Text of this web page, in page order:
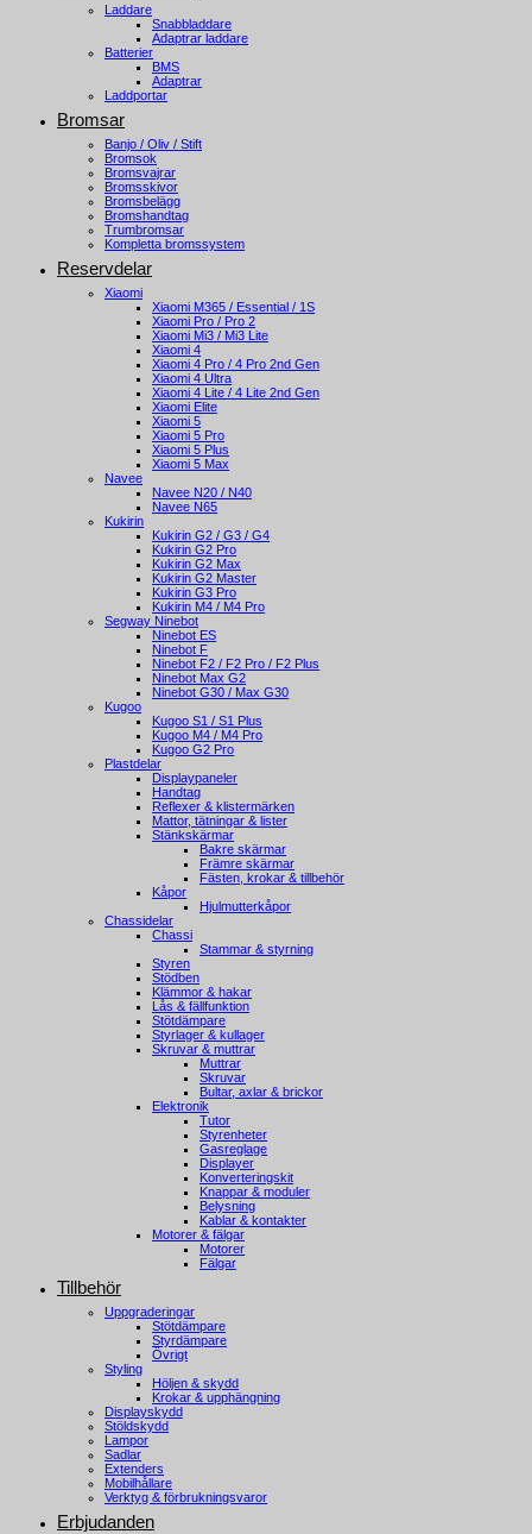
Laddare
Snabbladdare
Adaptrar laddare
Batterier
BMS
Adaptrar
Laddportar
Bromsar
Banjo / Oliv / Stift
Bromsok
Bromsvajrar
Bromsskivor
Bromsbelägg
Bromshandtag
Trumbromsar
Kompletta bromssystem
Reservdelar
Xiaomi
Xiaomi M365 / Essential / 1S
Xiaomi Pro / Pro 2
Xiaomi Mi3 / Mi3 Lite
Xiaomi 4
Xiaomi 4 Pro / 4 Pro 2nd Gen
Xiaomi 4 Ultra
Xiaomi 4 Lite / 4 Lite 2nd Gen
Xiaomi Elite
Xiaomi 5
Xiaomi 5 Pro
Xiaomi 5 Plus
Xiaomi 5 Max
Navee
Navee N20 / N40
Navee N65
Kukirin
Kukirin G2 / G3 / G4
Kukirin G2 Pro
Kukirin G2 Max
Kukirin G2 Master
Kukirin G3 Pro
Kukirin M4 / M4 Pro
Segway Ninebot
Ninebot ES
Ninebot F
Ninebot F2 / F2 Pro / F2 Plus
Ninebot Max G2
Ninebot G30 / Max G30
Kugoo
Kugoo S1 / S1 Plus
Kugoo M4 / M4 Pro
Kugoo G2 Pro
Plastdelar
Displaypaneler
Handtag
Reflexer & klistermärken
Mattor, tätningar & lister
Stänkskärmar
Bakre skärmar
Främre skärmar
Fästen, krokar & tillbehör
Kåpor
Hjulmutterkåpor
Chassidelar
Chassi
Stammar & styrning
Styren
Stödben
Klämmor & hakar
Lås & fällfunktion
Stötdämpare
Styrlager & kullager
Skruvar & muttrar
Muttrar
Skruvar
Bultar, axlar & brickor
Elektronik
Tutor
Styrenheter
Gasreglage
Displayer
Konverteringskit
Knappar & moduler
Belysning
Kablar & kontakter
Motorer & fälgar
Motorer
Fälgar
Tillbehör
Uppgraderingar
Stötdämpare
Styrdämpare
Övrigt
Styling
Höljen & skydd
Krokar & upphängning
Displayskydd
Stöldskydd
Lampor
Sadlar
Extenders
Mobilhållare
Verktyg & förbrukningsvaror
Erbjudanden